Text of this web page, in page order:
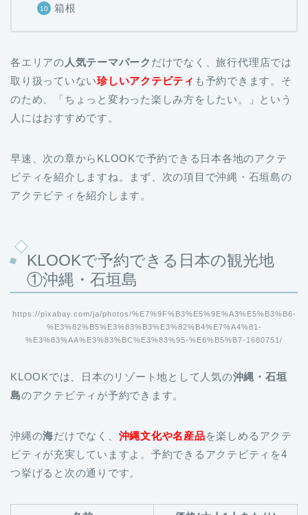
箱根
各エリアの 人気テーマパーク だけでなく、旅行代理店では
取り扱っていない珍しいアクテビティ も予約できます。そ
のため、「ちょっと変わった楽しみ方をしたい。」という
人にはおすすめです。
早速、次の章からKLOOKで予約できる日本各地のアクテ
ビティを紹介しますね。まず、次の項目で沖縄・石垣島の
アクテビティを紹介します。
KLOOKで予約できる日本の観光地
①沖縄・石垣島
https://pixabay.com/ja/photos/%E7%9F%B3%E5%9E%A3%E5%B3%B6-
%E3%82%B5%E3%83%B3%E3%82%B4%E7%A4%81-
%E3%83%AA%E3%83%BC%E3%83%95-%E6%B5%B7-1680751/
KLOOKでは、日本のリゾート地として人気の沖縄・石垣
島のアクテビティが予約できます。
沖縄の海だけでなく、 沖縄文化や名産品を楽しめるアクテ
ビティが充実していますよ。予約できるアクテビティを4
つ挙げると次の通りです。